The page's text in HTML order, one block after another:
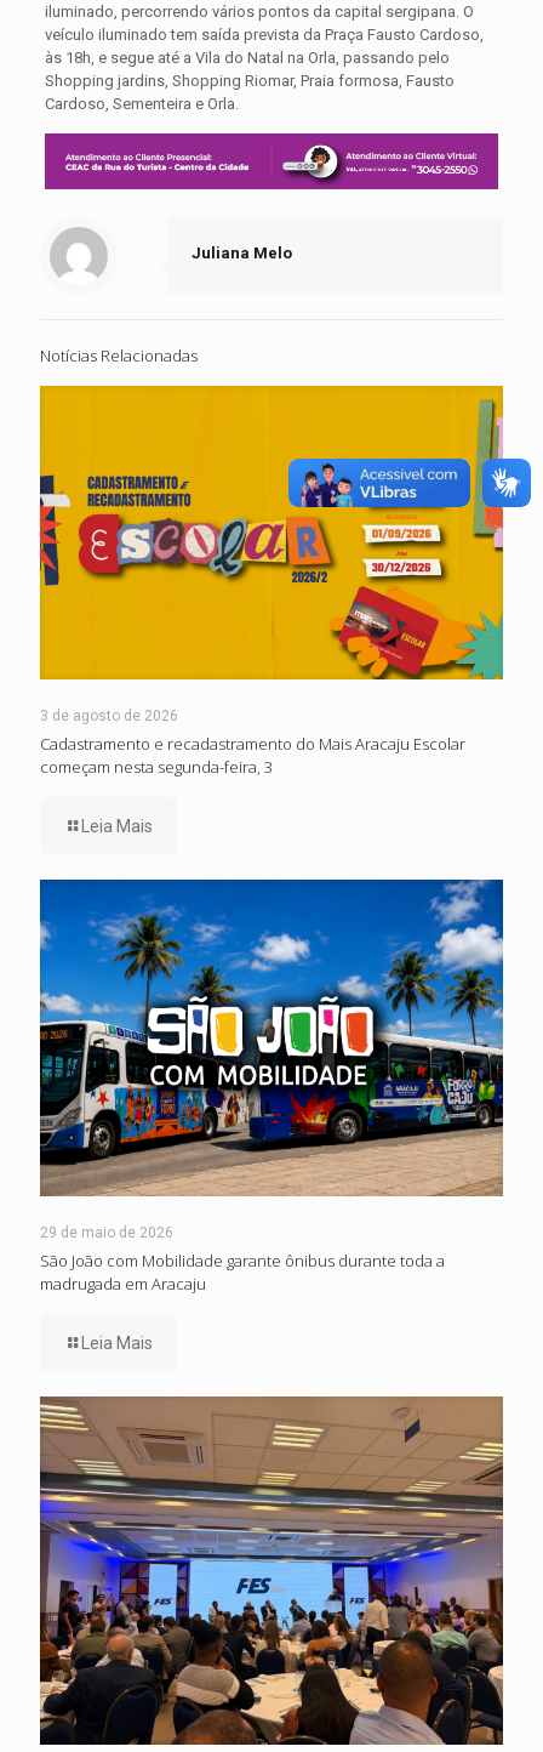
iluminado, percorrendo vários pontos da capital sergipana. O
veículo iluminado tem saída prevista da Praça Fausto Cardoso,
às 18h, e segue até a Vila do Natal na Orla, passando pelo
Shopping jardins, Shopping Riomar, Praia formosa, Fausto
Cardoso, Sementeira e Orla.
Juliana Melo
Notícias Relacionadas
3 de agosto de 2026
Cadastramento e recadastramento do Mais Aracaju Escolar
começam nesta segunda-feira, 3
Leia Mais
29 de maio de 2026
São João com Mobilidade garante ônibus durante toda a
madrugada em Aracaju
Leia Mais